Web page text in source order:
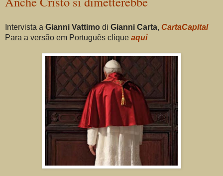
Intervista a Gianni Vattimo di Gianni Carta, CartaCapital
Para a versão em Português clique aqui